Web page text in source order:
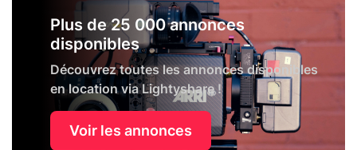
Plus de 25 000 annonces
disponibles
Découvrez toutes les annonces disponibles
en location via Lightyshare !
Voir les annonces